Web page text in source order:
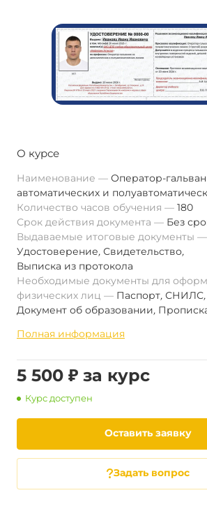
О курсе
Наименование
Оператор-
автоматических и
Количество часов обучения
180
Срок действия документа
Без
Выдаваемые итоговые документы
Удостоверение, Свидетельство,
Выписка из протокола
Необходимые документы для
физических лиц
Паспорт, СНИЛС,
Документ об образовании,
Полная информация
5 500 ₽ за курс
Курс доступен
Оставить заявку
Задать вопрос